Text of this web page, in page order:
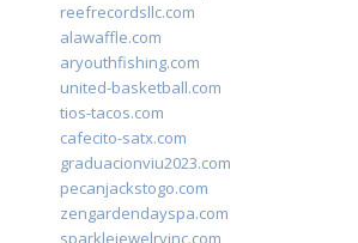
reefrecordsllc.com
alawaffle.com
aryouthfishing.com
united-basketball.com
tios-tacos.com
cafecito-satx.com
graduacionviu2023.com
pecanjackstogo.com
zengardendayspa.com
sparklejewelryinc.com